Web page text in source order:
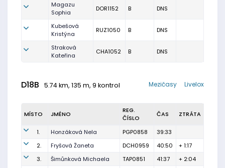
Magazu
Sophia
DOR1152 B DNS
Kubešová
Kristýna
RUZ1050 B DNS
Straková
Kateřina
CHA1052 B DNS
D18B 5.74 km, 135 m, 9 kontrol Livelox
Mezičasy
MÍSTO JMÉNO
REG.
ČÍSLO
ČAS ZTRÁTA
1. Honzáková Nela PGP0858
39:33
2.
Fryšová Žaneta DCH0959 40:50
+ 1:17
3.
Šimůnková Michaela TAP0851 41:37
+ 2:04